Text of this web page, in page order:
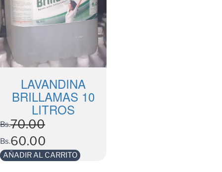
LAVANDINA
BRILLAMAS 10
LITROS
Bs.70.00
Bs.60.00
AÑADIR AL CARRITO